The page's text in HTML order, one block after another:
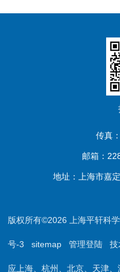
传真
邮箱：
地址：上海市嘉
版权所有©2026 上海平轩科
号-3 sitemap 管理登陆 技
应上海、杭州、北京、天津